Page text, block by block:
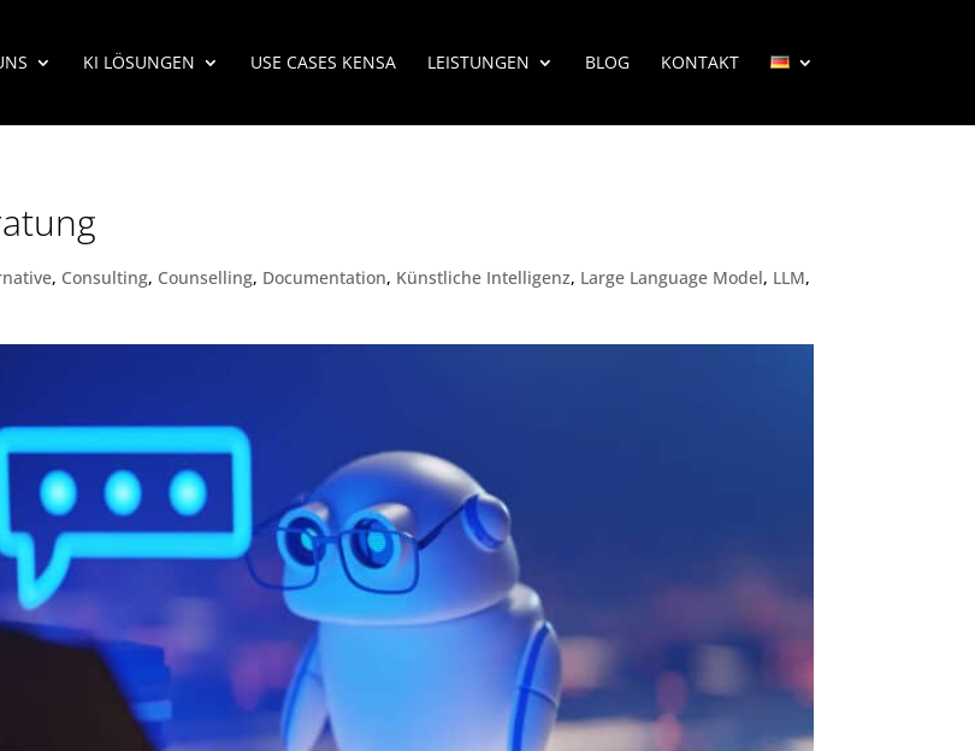
KI LÖSUNGEN USE CASES KENSA LEISTUNGEN BLOG KONTAKT
, Consulting, Counselling, Documentation, Künstliche Intelligenz, Large Language Model, LLM,